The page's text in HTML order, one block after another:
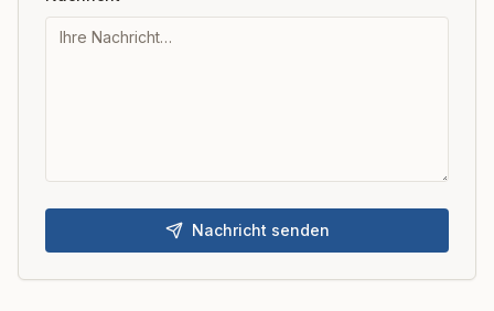
Nachricht senden